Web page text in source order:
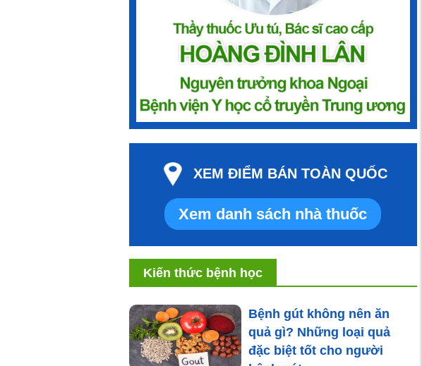
XEM ĐIỂM BÁN TOÀN QUỐC
Xem danh sách nhà thuốc
Kiến thức bệnh học
Bệnh gút không nên ăn
quả gì? Những loại quả
đặc biệt tốt cho người